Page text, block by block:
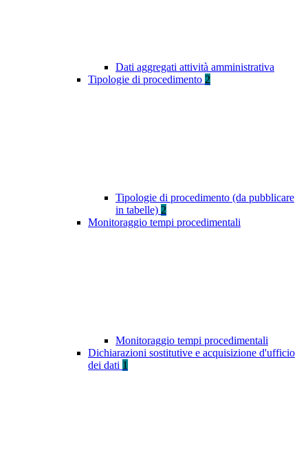
Dati aggregati attività amministrativa
Tipologie di procedimento 2
Tipologie di procedimento (da pubblicare
in tabelle) 2
Monitoraggio tempi procedimentali
Monitoraggio tempi procedimentali
Dichiarazioni sostitutive e acquisizione d'ufficio
dei dati 1